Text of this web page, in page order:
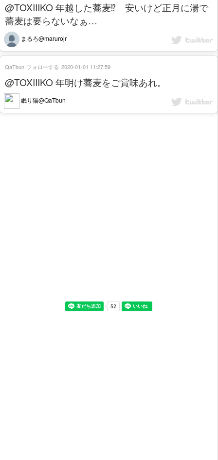
@TOXIIIKO 年越した蕎麦⁉ 安いけど正月に湯で
蕎麦は要らないなぁ…
まるろ@marurojr
@TOXIIIKO 年明け蕎麦をご賞味あれ。
眠り猫@QaTbun
QaTbun フォローする 2020-01-01 11:27:59